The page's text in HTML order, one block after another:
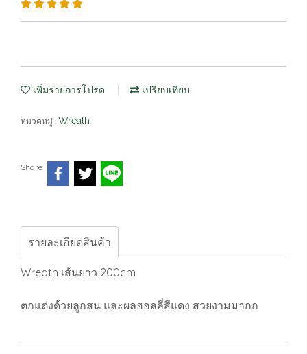
เพิ่มรายการโปรด เปรียบเทียบ
หมวดหมู่ : Wreath
Share
รายละเอียดสินค้า
Wreath เส้นยาว 200cm
ตกแต่งด้วยลูกสน และผลฮอลลี่สีแดง สวยงามมากก